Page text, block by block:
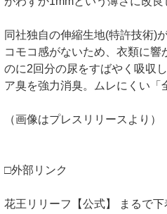
同社独自の伸縮生地(特許技術)
コモコ感がないため、衣類に
のに2回分の尿をすばやく吸収
ア臭を強力消臭。ムレにくい「
（画像はプレスリリースより）
□外部リンク
花王リリーフ【公式】 まるで